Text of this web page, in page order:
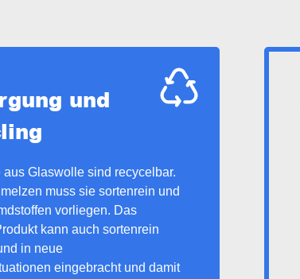
und
aus Glaswolle sind recycelbar.
muss sie sortenrein und
vorliegen. Das
kann auch sortenrein
in neue
eingebracht und damit